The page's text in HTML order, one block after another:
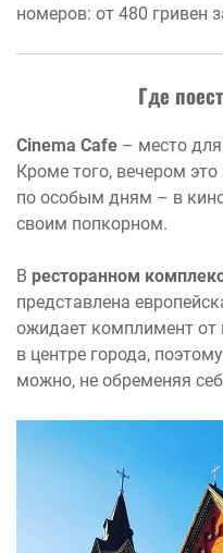
номеров: от 480 гривен
Где
Cinema Cafe – место
Кроме того, вечером
по особым дням – в
своим попкорном.
В ресторанном
представлена
ожидает комплимент от
в центре города,
можно, не обременяя